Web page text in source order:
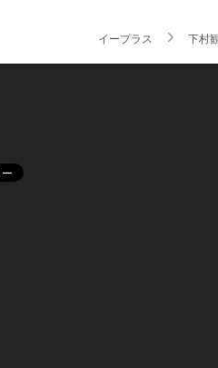
イープラス 下村